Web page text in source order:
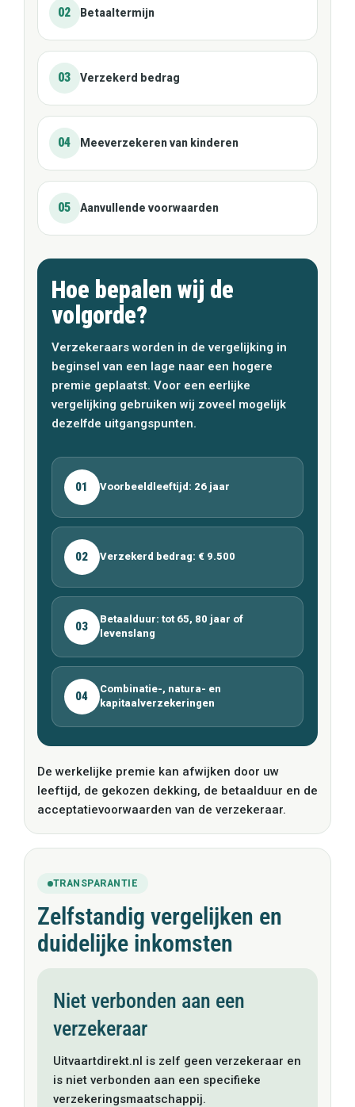
02 Betaaltermijn
03 Verzekerd bedrag
04 Meeverzekeren van kinderen
05 Aanvullende voorwaarden
Hoe bepalen wij de
volgorde?
Verzekeraars worden in de vergelijking in
beginsel van een lage naar een hogere
premie geplaatst. Voor een eerlijke
vergelijking gebruiken wij zoveel mogelijk
dezelfde uitgangspunten.
01 Voorbeeldleeftijd: 26 jaar
02 Verzekerd bedrag: € 9.500
03
Betaalduur: tot 65, 80 jaar of
levenslang
04
Combinatie-, natura- en
kapitaalverzekeringen
De werkelijke premie kan afwijken door uw
leeftijd, de gekozen dekking, de betaalduur en de
acceptatievoorwaarden van de verzekeraar.
TRANSPARANTIE
Zelfstandig vergelijken en
duidelijke inkomsten
Niet verbonden aan een
verzekeraar
Uitvaartdirekt.nl is zelf geen verzekeraar en
is niet verbonden aan een specifieke
verzekeringsmaatschappij.